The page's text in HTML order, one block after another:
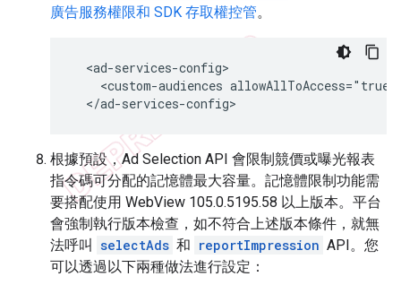
廣告服務權限和 SDK 存取權控管。
<custom-audiences allowAllToAccess="true"
根據預設，Ad Selection API 會限制競價或曝光報表
指令碼可分配的記憶體最大容量。記憶體限制功能需
要搭配使用 WebView 105.0.5195.58 以上版本。平台
會強制執行版本檢查，如不符合上述版本條件，就無
法呼叫 selectAds 和 reportImpression API。您
可以透過以下兩種做法進行設定：